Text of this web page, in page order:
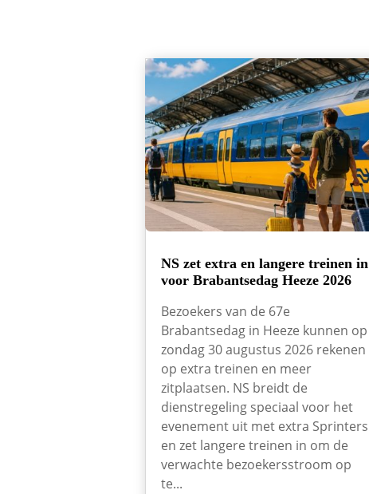
NS zet extra en langere treinen in
voor Brabantsedag Heeze 2026
Bezoekers van de 67e
Brabantsedag in Heeze kunnen op
zondag 30 augustus 2026 rekenen
op extra treinen en meer
zitplaatsen. NS breidt de
dienstregeling speciaal voor het
evenement uit met extra Sprinters
en zet langere treinen in om de
verwachte bezoekersstroom op
te...